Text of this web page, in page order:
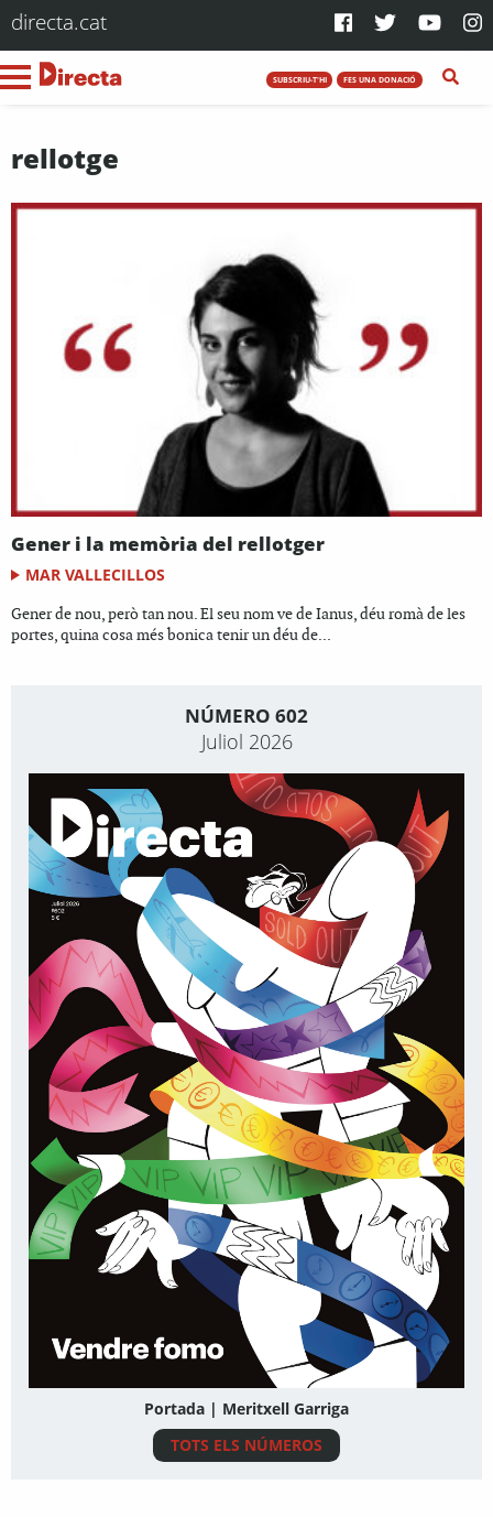
directa.cat
SUBSCRIU-T'HI FES UNA DONACIÓ
rellotge
Gener i la memòria del rellotger
MAR VALLECILLOS
Gener de nou, però tan nou. El seu nom ve de Ianus, déu romà de les
portes, quina cosa més bonica tenir un déu de...
NÚMERO 602
Juliol 2026
Portada | Meritxell Garriga
TOTS ELS NÚMEROS